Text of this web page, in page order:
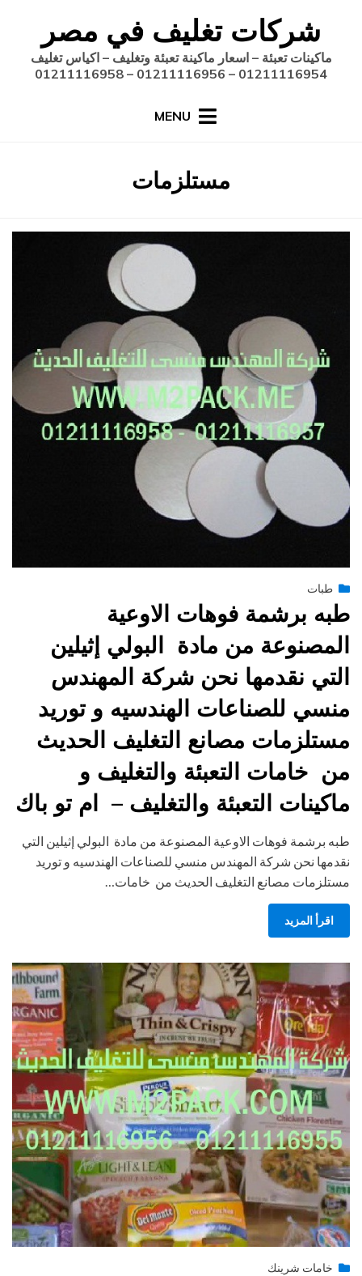
content
شركات تغليف في مصر
ماكينات تعبئة – اسعار ماكينة تعبئة وتغليف – اكياس تغليف
01211116954 – 01211116956 – 01211116958
MENU
الوسم
:
مستلزمات
engmansyPosted
يوليو 14, 2015
طبات
طبه برشمة فوهات الاوعية
المصنوعة من مادة البولي إثيلين
التي نقدمها نحن شركة المهندس
منسي للصناعات الهندسيه و توريد
مستلزمات مصانع التغليف الحديث
من خامات التعبئة والتغليف و
ماكينات التعبئة والتغليف – ام تو باك
طبه برشمة فوهات الاوعية المصنوعة من مادة البولي إثيلين التي
نقدمها نحن شركة المهندس منسي للصناعات الهندسيه و توريد
مستلزمات مصانع التغليف الحديث من خامات…
اقرأ المزيد
by engmansyPosted
يوليو 13, 2015
خامات شرينك